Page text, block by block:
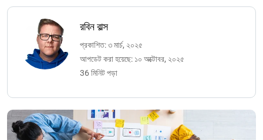
রবিন বাল্স
প্রকাশিত: ৩ মার্চ, ২০২৫
আপডেট করা হয়েছে: ১০ অক্টোবর, ২০২৫
36 মিনিট পড়া